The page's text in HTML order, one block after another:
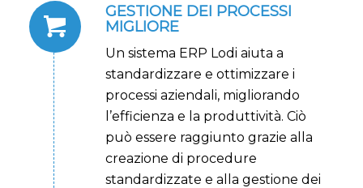
GESTIONE DEI PROCESSI
MIGLIORE
Un sistema ERP Lodi aiuta a
standardizzare e ottimizzare i
processi aziendali, migliorando
l’efficienza e la produttività. Ciò
può essere raggiunto grazie alla
creazione di procedure
standardizzate e alla gestione dei